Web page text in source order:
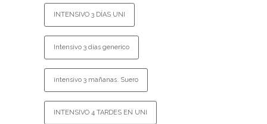
INTENSIVO 3 DÍAS UNI
Intensivo 3 días generico
intensivo 3 mañanas. Suero
INTENSIVO 4 TARDES EN UNI